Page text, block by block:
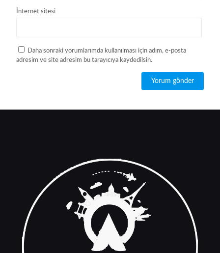
İnternet sitesi
Daha sonraki yorumlarımda kullanılması için adım, e-posta
adresim ve site adresim bu tarayıcıya kaydedilsin.